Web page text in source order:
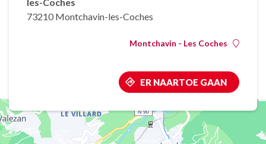
73210 Montchavin-les-Coches
Montchavin - Les Coches
ER NAARTOE GAAN